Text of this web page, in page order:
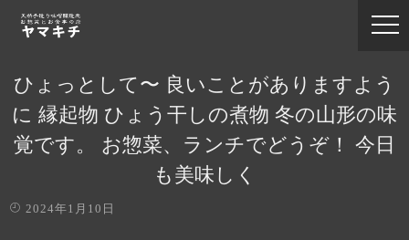
ひょっとして〜 良いことがありますよう
に 縁起物 ひょう干しの煮物 冬の山形の味
覚です。 お惣菜、ランチでどうぞ！ 今日
も美味しく
2024年1月10日